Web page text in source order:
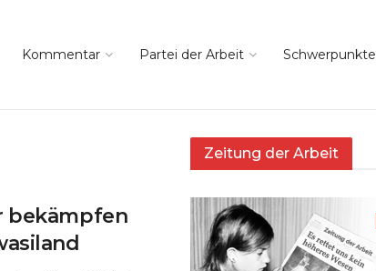
Kommentar Partei der Arbeit Schwerpunkte
bekämpfen
Zeitung der Arbeit